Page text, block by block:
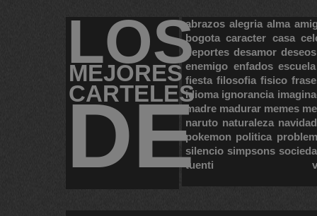
LOS
MEJORES
CARTELES
DE
abrazos alegria alma
bogota caracter casa
deportes desamor deseos
enemigo enfados escuela
fiesta filosofia fisico
idioma ignorancia
madre madurar memes
naruto naturaleza navidad
pokemon politica
silencio simpsons
tuenti